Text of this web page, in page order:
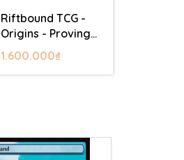
Riftbound TCG -
Origins - Proving
Grounds Box Set
1.600.000₫